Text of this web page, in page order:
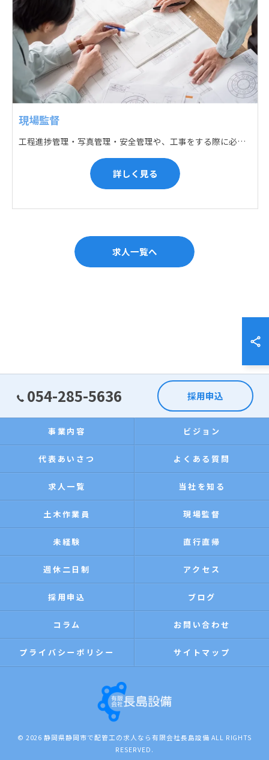
現場監督
工程進捗管理・写真管理・安全管理や、工事をする際に必要な各種書類作成・届出 (申請) などの現場管理業務をお任せします。遅れている箇所のサポートに入るなど、臨機応変な対応が必要になります。
詳しく見る
求人一覧へ
054-285-5636 採用申込
事業内容 ビジョン
代表あいさつ よくある質問
求人一覧 当社を知る
土木作業員 現場監督
未経験 直行直帰
週休二日制 アクセス
採用申込 ブログ
コラム お問い合わせ
プライバシーポリシー サイトマップ
© 2026 静岡県静岡市で配管工の求人なら有限会社長島設備 ALL RIGHTS
RESERVED.